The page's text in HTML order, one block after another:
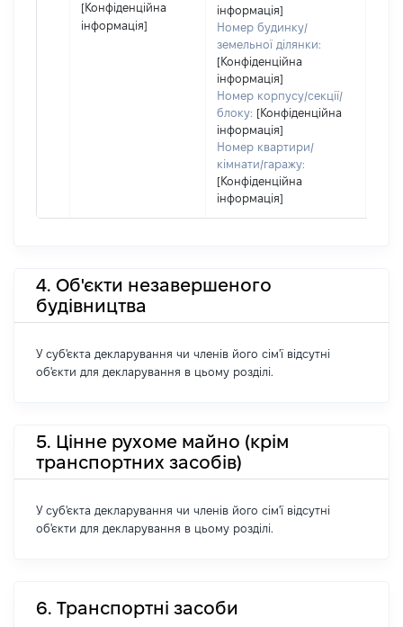
[Конфіденційна
інформація]
інформація]
Номер будинку/
земельної ділянки:
[Конфіденційна
інформація]
Номер корпусу/секції/
блоку: [Конфіденційна
інформація]
Номер квартири/
кімнати/гаражу:
[Конфіденційна
інформація]
4. Об'єкти незавершеного
будівництва
У суб'єкта декларування чи членів його сім'ї відсутні
об'єкти для декларування в цьому розділі.
5. Цінне рухоме майно (крім
транспортних засобів)
У суб'єкта декларування чи членів його сім'ї відсутні
об'єкти для декларування в цьому розділі.
6. Транспортні засоби